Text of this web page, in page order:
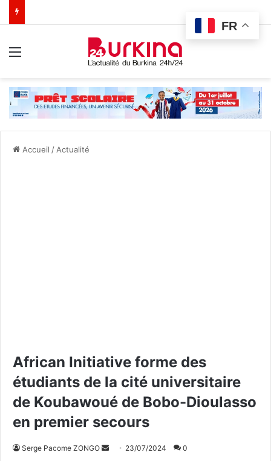
Accueil / Actualité
African Initiative forme des
étudiants de la cité universitaire
de Koubawoué de Bobo-Dioulasso
en premier secours
Serge Pacome ZONGO 23/07/2024 0
FR